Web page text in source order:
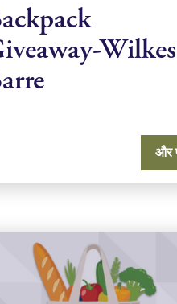
और